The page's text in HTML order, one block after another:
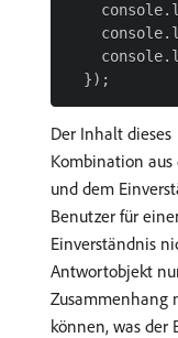
Der Inhalt dieses
Kombination
und dem
Benutzer für
Einverständnis
Antwortobjekt
Zusammenhang
können, was